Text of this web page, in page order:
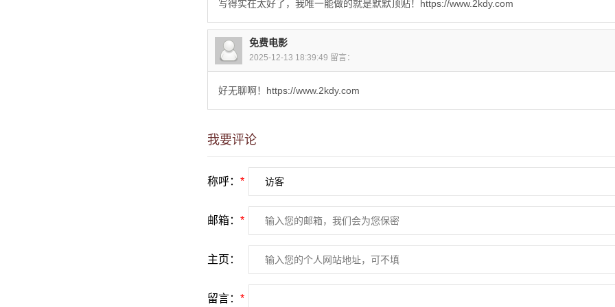
写得实在太好了，我唯一能做的就是默默顶贴！https://www.2kdy.com
免费电影
2025-12-13 18:39:49 留言：
好无聊啊！https://www.2kdy.com
我要评论
称呼： *
邮箱： *
主页：
留言： *